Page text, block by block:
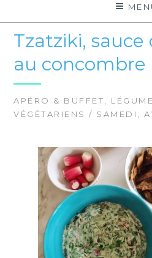
Tzatziki,
au concombre
APÉRO & BUFFET
VÉGÉTARIENS / SAMEDI,